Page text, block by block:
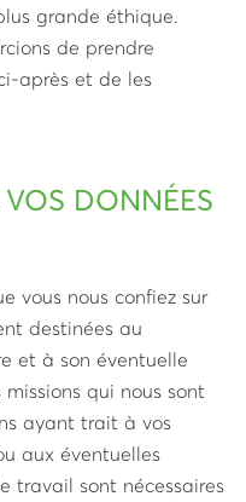
grande éthique.
de prendre
après et de les
DONNÉES
vous nous confiez sur
destinées au
et à son éventuelle
qui nous sont
ayant trait à vos
aux éventuelles
travail sont nécessaires